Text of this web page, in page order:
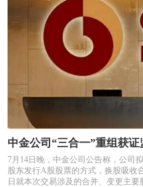
中金公司“三合一”重组获证
7月14日晚，中金公司公告称，公司
股东发行A股股票的方式，换股吸收
日就本次交易涉及的合并、变更主要